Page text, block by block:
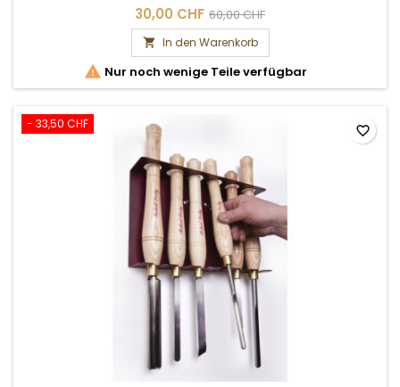
30,00 CHF 60,00 CHF
 In den Warenkorb
 Nur noch wenige Teile verfügbar
- 33,50 CHF favorite_border